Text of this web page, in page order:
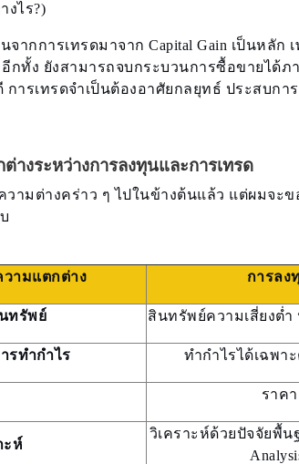
งไร?)
จากการเทรดมาจาก Capital Gain เป็นหลั
กทั้ง ยังสามารถจบกระบวนการซื้อขายได้ภ
การเทรดจำเป็นต้องอาศัยกลยุทธ์ ประสบ
างระหว่างการลงทุนและการเทรด
วามต่างคร่าว ๆ ไปในข้างต้นแล้ว แต่ผมจะ
วามแตกต่าง การลง
ทรัพย์ สินทรัพย์ความเสี่ยงต่ำ
รทำกำไร ทำกำไรได้เฉพา
ราคา
ะห์
วิเคราะห์ด้วยปัจจัยพื้นฐ